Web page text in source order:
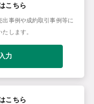
こちら
事例や成約取引事例等に
します。
力
こちら